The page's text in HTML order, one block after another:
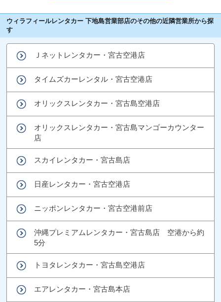
ウィラフィールレンタカー 下地島営業部店のその他の近隣営業所から探
す
Ｊネットレンタカー・宮古空港店
タイムズカーレンタル・宮古空港店
オリックスレンタカー・宮古島空港店
オリックスレンタカー・宮古島マンゴーカウンター
店
スカイレンタカー・宮古島店
日産レンタカー・宮古空港店
ニッポンレンタカー・宮古空港前店
沖縄プレミアムレンタカー・宮古島店 空港から約
5分
トヨタレンタカー・宮古島空港店
エアレンタカー・宮古島本店